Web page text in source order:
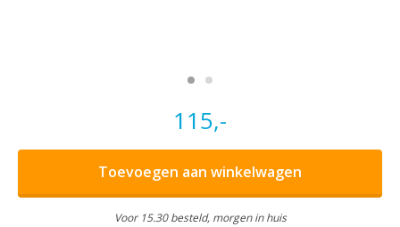
115,-
Toevoegen aan winkelwagen
Voor 15.30 besteld, morgen in huis